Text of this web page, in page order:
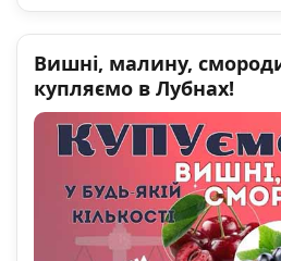
Вишні, малину,
купляємо в Лубнах!